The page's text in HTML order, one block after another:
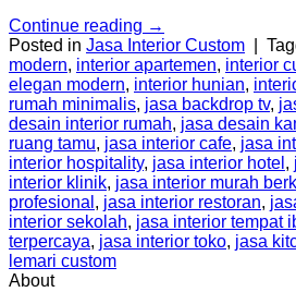
Continue reading →
Posted in Jasa Interior Custom
modern, interior apartemen, interior
elegan modern, interior hunian,
rumah minimalis, jasa backdrop tv,
desain interior rumah, jasa desain
ruang tamu, jasa interior cafe, jasa
interior hospitality, jasa interior hotel ,
interior klinik, jasa interior murah
profesional , jasa interior restoran,
interior sekolah, jasa interior tempat
terpercaya, jasa interior toko, jasa
lemari custom
About